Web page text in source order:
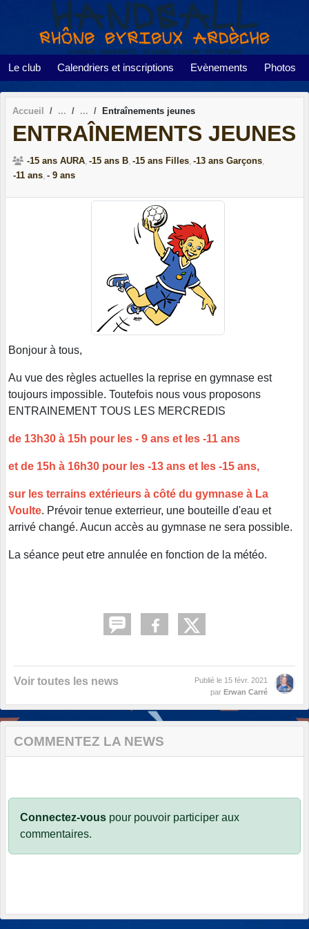
Le club Calendriers et inscriptions Evènements Photos
Accueil Entraînements jeunes
ENTRAÎNEMENTS JEUNES
-15 ans AURA -15 ans B -15 ans Filles -13 ans Garçons
-11 ans - 9 ans
Bonjour à tous,
Au vue des règles actuelles la reprise en gymnase est
toujours impossible. Toutefois nous vous proposons
ENTRAINEMENT TOUS LES MERCREDIS
de 13h30 à 15h pour les - 9 ans et les -11 ans
et de 15h à 16h30 pour les -13 ans et les -15 ans,
sur les terrains extérieurs à côté du gymnase à La
Voulte. Prévoir tenue exterrieur, une bouteille d'eau et
arrivé changé. Aucun accès au gymnase ne sera possible.
La séance peut etre annulée en fonction de la météo.
Voir toutes les news Publié le 15 févr. 2021
par Erwan Carré
COMMENTEZ LA NEWS
Connectez-vous pour pouvoir participer aux
commentaires.
Panneau de gestion des cookies